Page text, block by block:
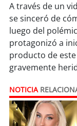
soy
soy copiapó
soy quillota
soy
A través de un
se sinceró de
luego del
protagonizó a
producto de
gravemente
NOTICIA